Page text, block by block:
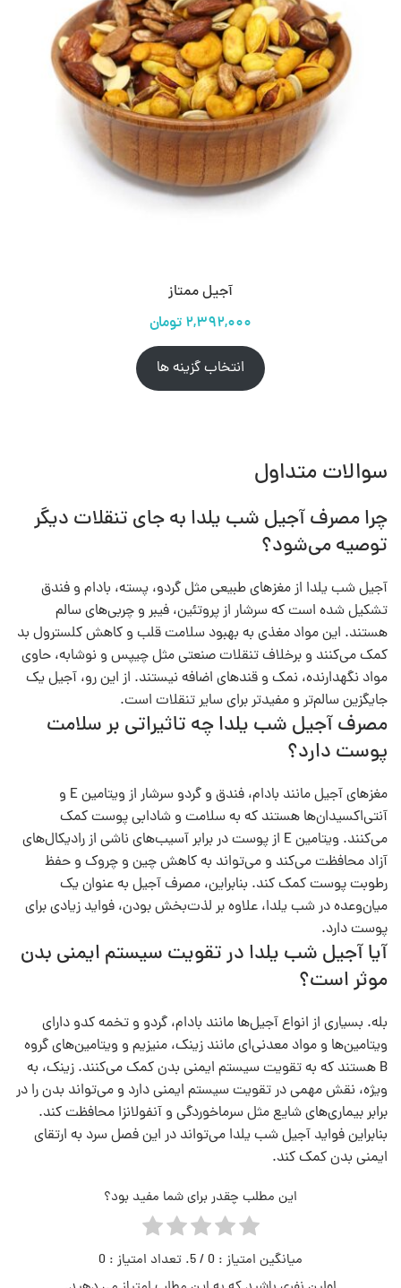
آجیل ممتاز
انتخاب گزینه ها
سوالات متداول
چرا مصرف آجیل شب یلدا به جای تنقلات دیگر
توصیه می‌شود؟
آجیل شب یلدا از مغزهای طبیعی مثل گردو، پسته، بادام و فندق
تشکیل شده است که سرشار از پروتئین، فیبر و چربی‌های سالم
هستند. این مواد مغذی به بهبود سلامت قلب و کاهش کلسترول بد
کمک می‌کنند و برخلاف تنقلات صنعتی مثل چیپس و نوشابه، حاوی
مواد نگهدارنده، نمک و قندهای اضافه نیستند. از این رو، آجیل یک
جایگزین سالم‌تر و مفیدتر برای سایر تنقلات است.
مصرف آجیل شب یلدا چه تاثیراتی بر سلامت
پوست دارد؟
مغزهای آجیل مانند بادام، فندق و گردو سرشار از ویتامین E و
آنتی‌اکسیدان‌ها هستند که به سلامت و شادابی پوست کمک
می‌کنند. ویتامین E از پوست در برابر آسیب‌های ناشی از رادیکال‌های
آزاد محافظت می‌کند و می‌تواند به کاهش چین و چروک و حفظ
رطوبت پوست کمک کند. بنابراین، مصرف آجیل به عنوان یک
میان‌وعده در شب یلدا، علاوه بر لذت‌بخش بودن، فواید زیادی برای
پوست دارد.
آیا آجیل شب یلدا در تقویت سیستم ایمنی بدن
موثر است؟
بله. بسیاری از انواع آجیل‌ها مانند بادام، گردو و تخمه کدو دارای
ویتامین‌ها و مواد معدنی‌ای مانند زینک، منیزیم و ویتامین‌های گروه
B هستند که به تقویت سیستم ایمنی بدن کمک می‌کنند. زینک، به
ویژه، نقش مهمی در تقویت سیستم ایمنی دارد و می‌تواند بدن را در
برابر بیماری‌های شایع مثل سرماخوردگی و آنفولانزا محافظت کند.
بنابراین فواید آجیل شب یلدا می‌تواند در این فصل سرد به ارتقای
ایمنی بدن کمک کند.
این مطلب چقدر برای شما مفید بود؟
میانگین امتیاز : 0/ 5. تعداد امتیاز :
0